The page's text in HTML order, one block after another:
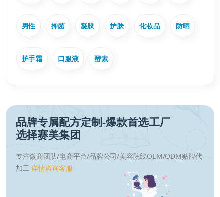
男性 抑菌 凝胶 护肤 化妆品 防晒
护手霜 口服液 酵素
品牌专属配方定制-爆款首选工厂
选择赛美集团
专注微商团队/电商平台/品牌公司/美容院线OEM/ODM贴牌代
加工 详情咨询客服